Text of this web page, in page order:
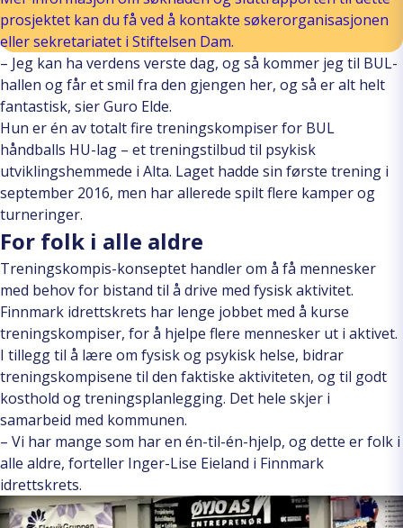
– Jeg kan ha verdens verste dag, og så kommer jeg til BUL-
hallen og får et smil fra den gjengen her, og så er alt helt
fantastisk, sier Guro Elde.
Hun er én av totalt fire treningskompiser for BUL
håndballs HU-lag – et treningstilbud til psykisk
utviklingshemmede i Alta. Laget hadde sin første trening i
september 2016, men har allerede spilt flere kamper og
turneringer.
For folk i alle aldre
Treningskompis-konseptet handler om å få mennesker
med behov for bistand til å drive med fysisk aktivitet.
Finnmark idrettskrets har lenge jobbet med å kurse
treningskompiser, for å hjelpe flere mennesker ut i aktivet.
I tillegg til å lære om fysisk og psykisk helse, bidrar
treningskompisene til den faktiske aktiviteten, og til godt
kosthold og treningsplanlegging. Det hele skjer i
samarbeid med kommunen.
– Vi har mange som har en én-til-én-hjelp, og dette er folk i
alle aldre, forteller Inger-Lise Eieland i Finnmark
idrettskrets.
prosjektet kan du få ved å kontakte søkerorganisasjonen
eller sekretariatet i Stiftelsen Dam.